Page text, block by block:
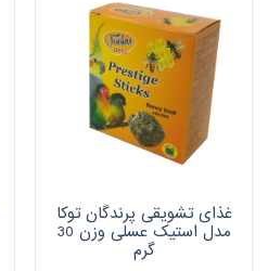
غذای تشویقی پرندگان توکا
مدل استیک عسلی وزن 30
گرم